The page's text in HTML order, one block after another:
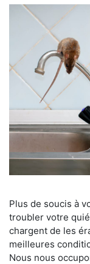
Plus de soucis à
troubler votre
chargent de les
meilleures
Nous nous